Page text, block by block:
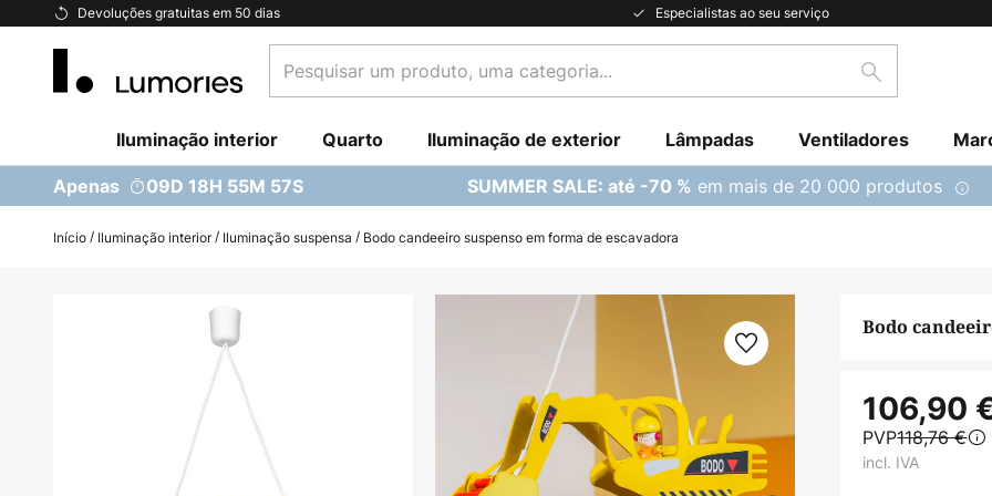
Devoluções gratuitas em 50 dias Especialistas ao seu serviço
Ir
Conteúdo
um
uma
categoria...
Pesquisar
Iluminação interior Quarto Iluminação de exterior Lâmpadas Ventiladores
Apenas 09D 18H 55M 56S SUMMER SALE: até -70 % em mais de 20 000 produtos
Início Iluminação interior Iluminação suspensa Bodo candeeiro suspenso em forma de escavadora
Bodo
106,90
PVP118,76 €
incl. IVA